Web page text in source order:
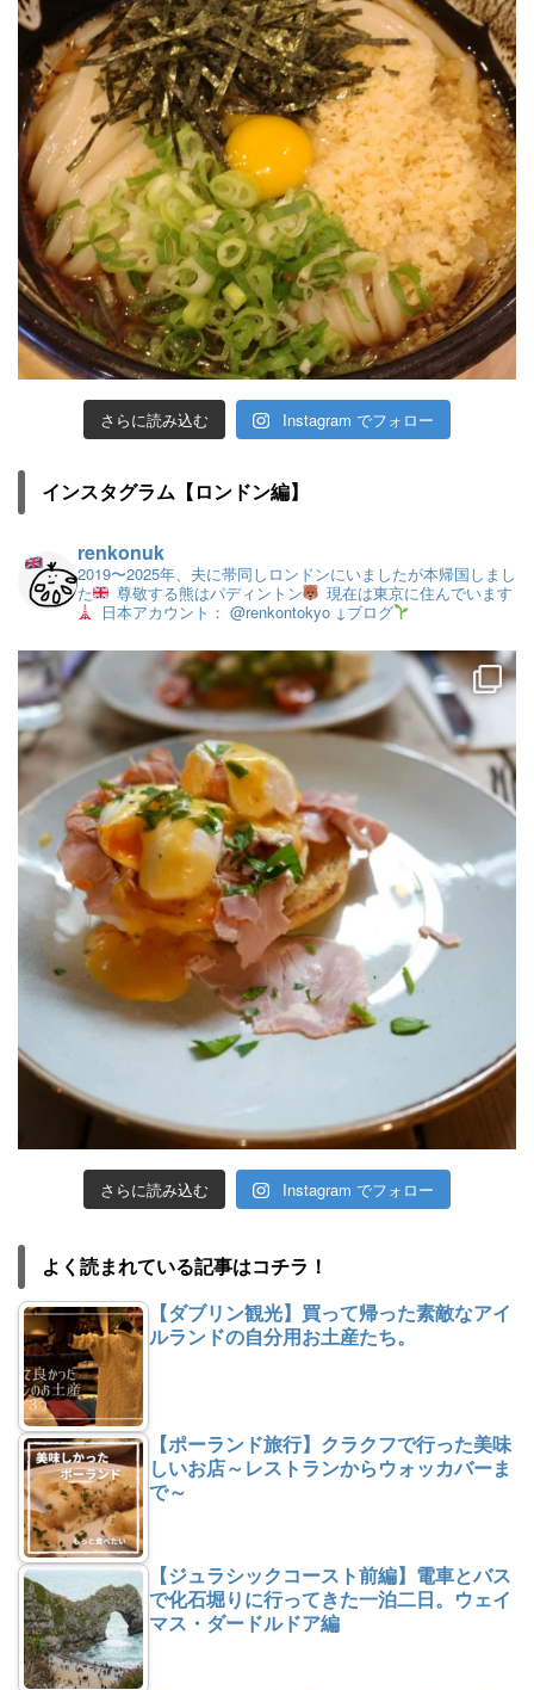
さらに読み込む Instagram でフォロー
インスタグラム【ロンドン編】
renkonuk
2019〜2025年、夫に帯同しロンドンにいましたが本帰国しまし
た
尊敬する熊はパディントン
現在は東京に住んでいます
日本アカウント： @renkontokyo ↓ブログ
さらに読み込む Instagram でフォロー
よく読まれている記事はコチラ！
【ダブリン観光】買って帰った素敵なアイ
ルランドの自分用お土産たち。
【ポーランド旅行】クラクフで行った美味
しいお店～レストランからウォッカバーま
で～
【ジュラシックコースト前編】電車とバス
で化石堀りに行ってきた一泊二日。ウェイ
マス・ダードルドア編